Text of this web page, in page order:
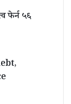
फेर्न ५६